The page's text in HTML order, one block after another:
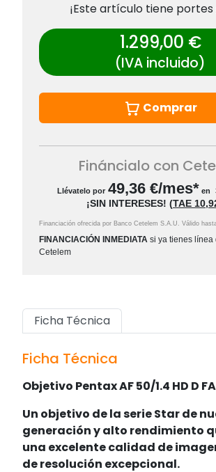
¡Este artículo tiene
1.299,00 €
(IVA incluido)
Comprar
Fináncialo con
Llévatelo por 49,36 €/mes* en
¡SIN INTERESES! (TAE
Financiación ofrecida por Banco Cetelem S.A.U. Válido
FINANCIACIÓN INMEDIATA si ya tienes línea
Cetelem
Ficha Técnica
Ficha Técnica
Objetivo Pentax AF 50/1.4 HD D
Un objetivo de la serie Star de
generación y alto rendimiento
una excelente calidad de
de resolución excepcional.